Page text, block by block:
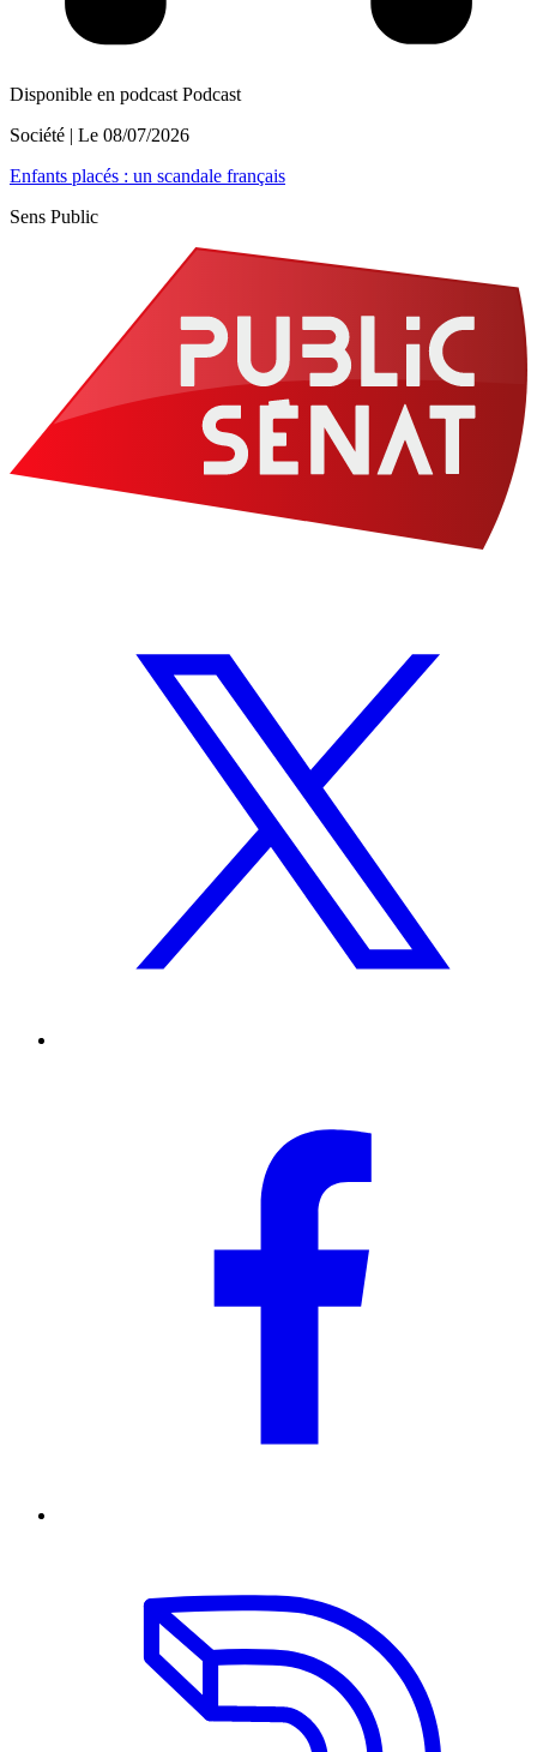
Disponible en podcast Podcast
Société | Le 08/07/2026
Enfants placés : un scandale français
Sens Public